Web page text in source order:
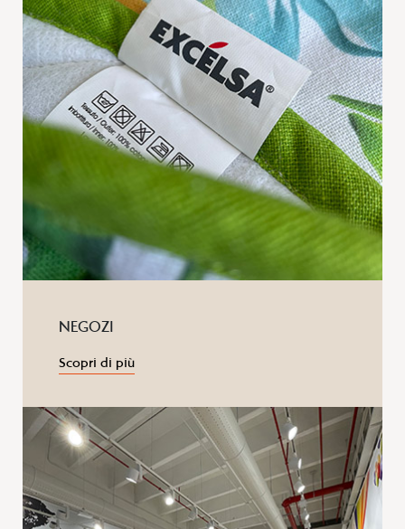
NEGOZI
Scopri di più